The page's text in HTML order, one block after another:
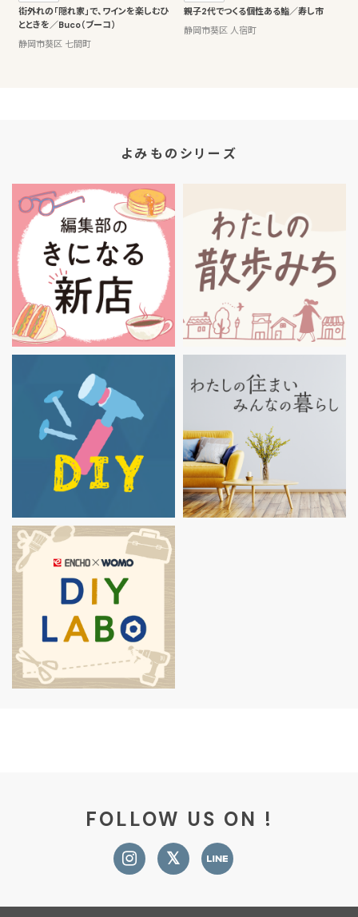
街外れの「隠れ家」で、ワインを楽しむひ
とときを／Buco（ブーコ）
静岡市葵区 七間町
親子2代でつくる個性ある鮨／寿し市
静岡市葵区 人宿町
よみものシリーズ
FOLLOW US ON !